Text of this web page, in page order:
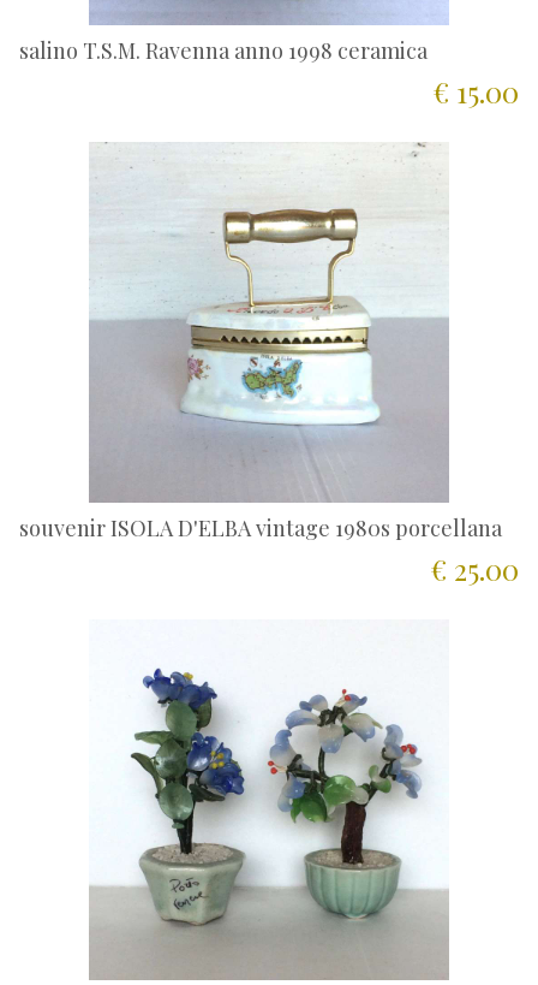
salino T.S.M. Ravenna anno 1998 ceramica
€ 15.00
souvenir ISOLA D'ELBA vintage 1980s porcellana
€ 25.00